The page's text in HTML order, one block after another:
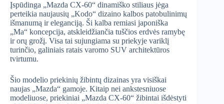
Įspūdinga „Mazda CX-60“ dinamiško stiliaus jėga
perteikia naujausių „Kodo“ dizaino kalbos patobulinimų
išmanumą ir eleganciją. Ši kalba remiasi japoniška
„Ma“ koncepcija, atskleidžiančia tuščios erdvės ramybę
ir orų grožį. Visa tai sujungiama su priekyje variklį
turinčio, galiniais ratais varomo SUV architektūros
tvirtumu.
Šio modelio priekinių žibintų dizainas yra visiškai
naujas „Mazda“ gamoje. Kitaip nei ankstesniuose
modeliuose, priekiniai „Mazda CX-60“ žibintai išdėstyti